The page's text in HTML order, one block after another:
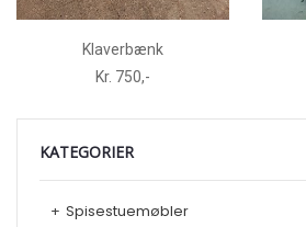
Klaverbænk
Kr. 750,-
KATEGORIER
+ Spisestuemøbler